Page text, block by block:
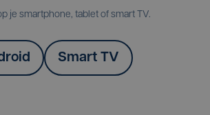
je smartphone, tablet of smart TV.
Smart TV